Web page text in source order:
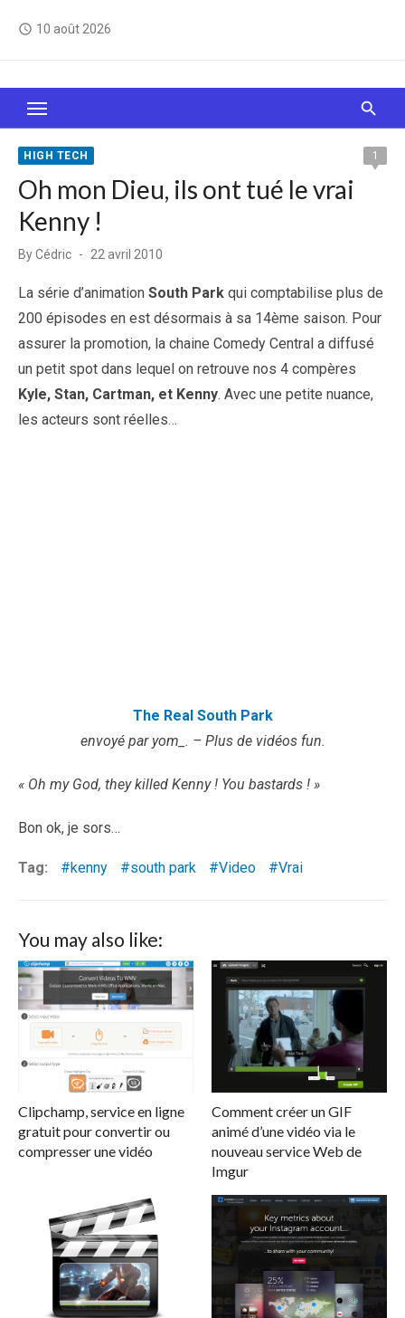
access_time 10 août 2026
Le Web, c'est comme une boîte de chocolats… On
sait jamais sur quoi on va tomber !
HIGH TECH 1
Oh mon Dieu, ils ont tué le vrai
Kenny !
ByCédric
Posted
22 avril 2010
La série d’animation South Park qui comptabilise plus de
200 épisodes en est désormais à sa 14ème saison. Pour
assurer la promotion, la chaine Comedy Central a diffusé
un petit spot dans lequel on retrouve nos 4 compères
Kyle, Stan, Cartman, et Kenny. Avec une petite nuance,
les acteurs sont réelles…
The Real South Park
envoyé par yom_. – Plus de vidéos fun.
« Oh my God, they killed Kenny ! You bastards ! »
Bon ok, je sors…
Tag: kenny south park Video Vrai
You may also like:
Clipchamp, service en ligne
gratuit pour convertir ou
compresser une vidéo
Comment créer un GIF
animé d’une vidéo via le
nouveau service Web de
Imgur